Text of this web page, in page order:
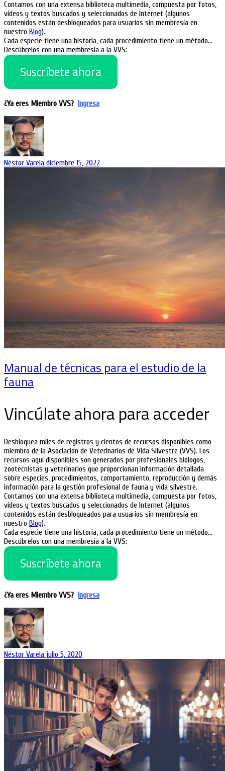
Contamos con una extensa biblioteca multimedia, compuesta por fotos,
vídeos y textos buscados y seleccionados de Internet (algunos
contenidos están desbloqueados para usuarios sin membresía en
nuestro Blog).
Cada especie tiene una historia, cada procedimiento tiene un método…
Descúbrelos con una membresía a la VVS:
Suscríbete ahora
¿Ya eres Miembro VVS? Ingresa
Néstor Varela diciembre 15, 2022
Manual de técnicas para el estudio de la
fauna
Vincúlate ahora para acceder
Desbloquea miles de registros y cientos de recursos disponibles como
miembro de la Asociación de Veterinarios de Vida Silvestre (VVS). Los
recursos aquí disponibles son generados por profesionales biólogos,
zootecnistas y veterinarios que proporcionan información detallada
sobre especies, procedimientos, comportamiento, reproducción y demás
información para la gestión profesional de fauna y vida silvestre.
Contamos con una extensa biblioteca multimedia, compuesta por fotos,
vídeos y textos buscados y seleccionados de Internet (algunos
contenidos están desbloqueados para usuarios sin membresía en
nuestro Blog).
Cada especie tiene una historia, cada procedimiento tiene un método…
Descúbrelos con una membresía a la VVS:
Suscríbete ahora
¿Ya eres Miembro VVS? Ingresa
Néstor Varela julio 5, 2020